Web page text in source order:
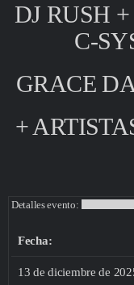
DJ RUSH
C-
GRACE
+
Detalles evento:
Fecha:
13 de diciembre de